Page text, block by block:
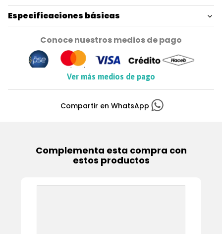
Especificaciones básicas
Conoce nuestros medios de pago
Ver más medios de pago
Complementa esta compra con
estos productos